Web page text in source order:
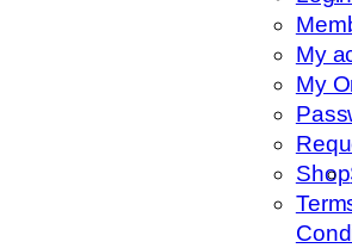
My
My
Shop